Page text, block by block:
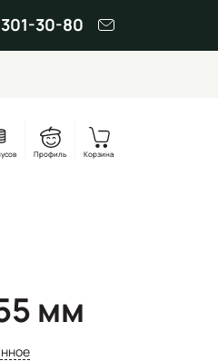
30-80
Профиль Корзина
мм